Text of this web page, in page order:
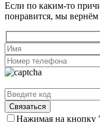
Если по каким-то
понравится, мы
Нажимая на кнопку